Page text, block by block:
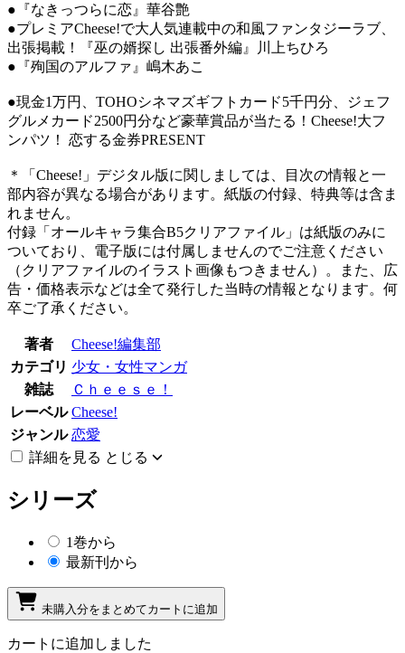
●『なきっつらに恋』華谷艶
●プレミアCheese!で大人気連載中の和風ファンタジーラブ、
出張掲載！『巫の婿探し 出張番外編』川上ちひろ
●『殉国のアルファ』嶋木あこ
●現金1万円、TOHOシネマズギフトカード5千円分、ジェフ
グルメカード2500円分など豪華賞品が当たる！Cheese!大フ
ンパツ！ 恋する金券PRESENT
＊「Cheese!」デジタル版に関しましては、目次の情報と一
部内容が異なる場合があります。紙版の付録、特典等は含ま
れません。
付録「オールキャラ集合B5クリアファイル」は紙版のみに
ついており、電子版には付属しませんのでご注意ください
（クリアファイルのイラスト画像もつきません）。また、広
告・価格表示などは全て発行した当時の情報となります。何
卒ご了承ください。
著者
Cheese!編集部
カテゴリ 少女・女性マンガ
雑誌
Ｃｈｅｅｓｅ！
レーベル Cheese!
ジャンル 恋愛
詳細を見る とじる
シリーズ
1巻から
最新刊から
未購入分をまとめてカートに追加
カートに追加しました